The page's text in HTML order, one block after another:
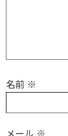
名前 ※
メール ※